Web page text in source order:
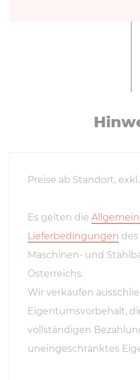
Preise ab Standort,
Es gelten die
Lieferbedingungen
Maschinen- und
Österreichs.
Wir verkaufen
Eigentumsvorbehalt,
vollständigen
uneingeschränktes